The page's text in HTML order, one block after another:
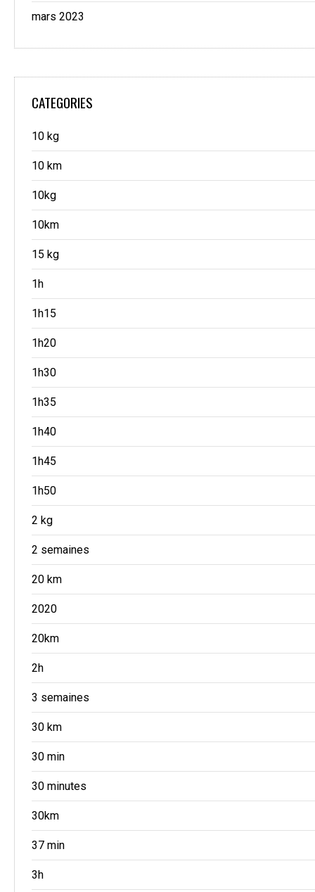
mars 2023
CATEGORIES
10 kg
10 km
10kg
10km
15 kg
1h
1h15
1h20
1h30
1h35
1h40
1h45
1h50
2 kg
2 semaines
20 km
2020
20km
2h
3 semaines
30 km
30 min
30 minutes
30km
37 min
3h